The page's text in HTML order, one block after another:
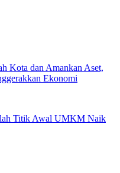
Kota dan Amankan Aset,
Ekonomi
Titik Awal UMKM Naik